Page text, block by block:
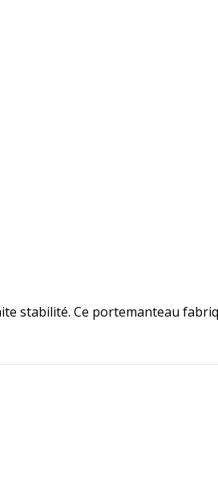
stabilité. Ce portemanteau